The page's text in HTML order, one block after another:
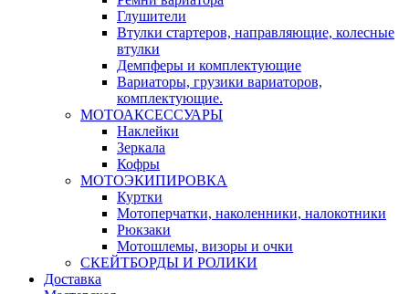
Глушители
Втулки стартеров, направляющие, колесные
втулки
Демпферы и комплектующие
Вариаторы, грузики вариаторов,
комплектующие.
МОТОАКСЕССУАРЫ
Наклейки
Зеркала
Кофры
МОТОЭКИПИРОВКА
Куртки
Мотоперчатки, наколенники, налокотники
Рюкзаки
Мотошлемы, визоры и очки
СКЕЙТБОРДЫ И РОЛИКИ
Доставка